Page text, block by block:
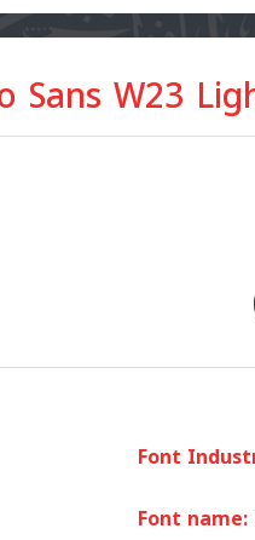
Sans W23
Font
Font name: